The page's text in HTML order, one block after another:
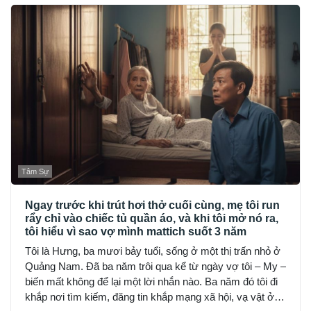
Tâm Sự
Ngay trước khi trút hơi thở cuối cùng, mẹ tôi run
rẩy chỉ vào chiếc tủ quần áo, và khi tôi mở nó ra,
tôi hiểu vì sao vợ mình mattich suốt 3 năm
Tôi là Hưng, ba mươi bảy tuổi, sống ở một thị trấn nhỏ ở
Quảng Nam. Đã ba năm trôi qua kể từ ngày vợ tôi – My –
biến mất không để lại một lời nhắn nào. Ba năm đó tôi đi
khắp nơi tìm kiếm, đăng tin khắp mạng xã hội, vạ vật ở